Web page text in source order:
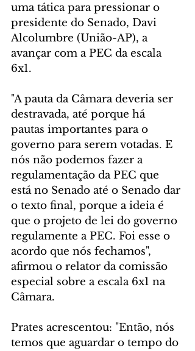
uma tática para pressionar o
presidente do Senado, Davi
Alcolumbre (União-AP), a
avançar com a PEC da escala
6x1.
"A pauta da Câmara deveria ser
destravada, até porque há
pautas importantes para o
governo para serem votadas. E
nós não podemos fazer a
regulamentação da PEC que
está no Senado até o Senado dar
o texto final, porque a ideia é
que o projeto de lei do governo
regulamente a PEC. Foi esse o
acordo que nós fechamos",
afirmou o relator da comissão
especial sobre a escala 6x1 na
Câmara.
Prates acrescentou: "Então, nós
temos que aguardar o tempo do